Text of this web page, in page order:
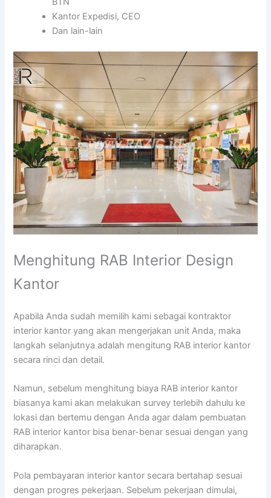
Kantor Expedisi, CEO
Dan lain-lain
Menghitung RAB Interior Design
Kantor
Apabila Anda sudah memilih kami sebagai kontraktor
interior kantor yang akan mengerjakan unit Anda, maka
langkah selanjutnya adalah mengitung RAB interior kantor
secara rinci dan detail.
Namun, sebelum menghitung biaya RAB interior kantor
biasanya kami akan melakukan survey terlebih dahulu ke
lokasi dan bertemu dengan Anda agar dalam pembuatan
RAB interior kantor bisa benar-benar sesuai dengan yang
diharapkan.
Pola pembayaran interior kantor secara bertahap sesuai
dengan progres pekerjaan. Sebelum pekerjaan dimulai,